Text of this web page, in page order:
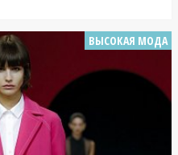
ВЫСОКАЯ МОДА